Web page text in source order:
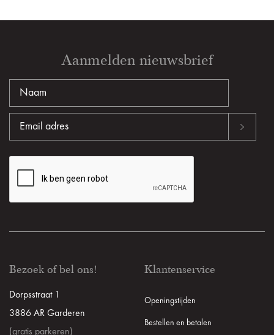
Aanmelden nieuwsbrief
Bezoek of bel ons!
Dorpsstraat 1
3886 AR Garderen
(gratis parkeren)
Klantenservice
Openingstijden
Bestellen en betalen